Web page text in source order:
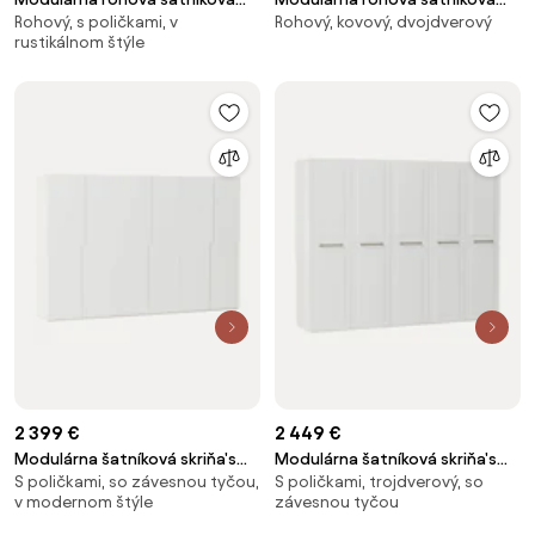
skriňa Charlotte, Š 215 cm,
rôzne veľkosti
Rohový, s poličkami, v
rustikálnom štýle
skriňa Charlotte, Š 115 cm
Rohový, kovový, dvojdverový
2 399 €
Modulárna šatníková skriňa's
krídlovými dverami Leon, Š 300
cm, rôzne veľkosti
S poličkami, so závesnou tyčou,
v modernom štýle
2 449 €
Modulárna šatníková skriňa's
krídlovými dverami Charlotte, Š
300 cm, rôzne veľkosti
S poličkami, trojdverový, so
závesnou tyčou